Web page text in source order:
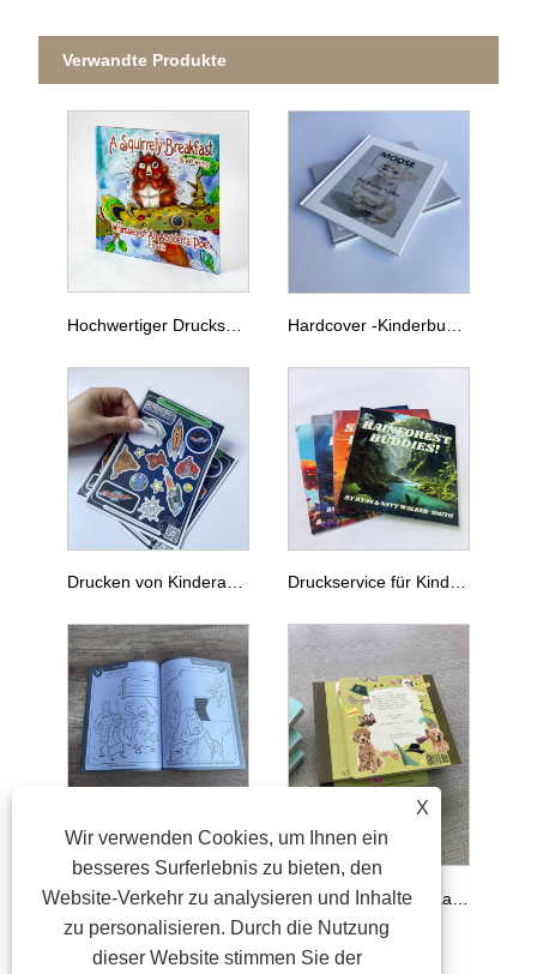
Verwandte Produkte
Hochwertiger Druckservice für Hardcover-Kindergeschichtenbücher Hardcover -Kinderbuchdruck
Individueller Malbuchdruck, Kinderbuchdruck auf Anfrage
X
Wir verwenden Cookies, um Ihnen ein
besseres Surferlebnis zu bieten, den
Website-Verkehr zu analysieren und Inhalte
zu personalisieren. Durch die Nutzung
dieser Website stimmen Sie der